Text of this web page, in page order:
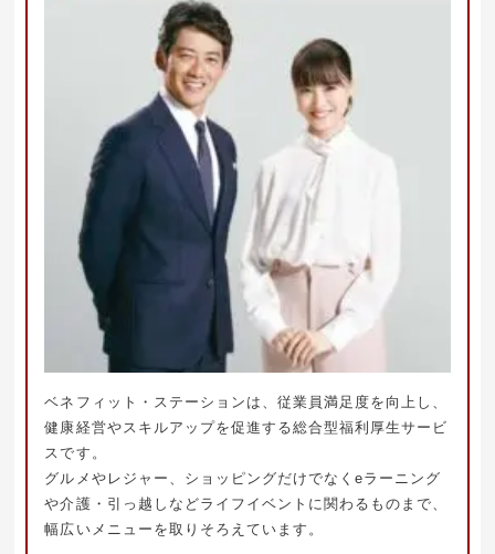
ベネフィット・ステーションは、従業員満足度を向上し、
健康経営やスキルアップを促進する総合型福利厚生サービ
スです。
グルメやレジャー、ショッピングだけでなくeラーニング
や介護・引っ越しなどライフイベントに関わるものまで、
幅広いメニューを取りそろえています。